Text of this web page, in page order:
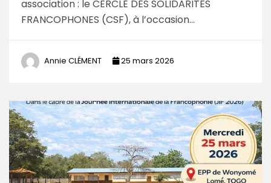
association : le CERCLE DES SOLIDARITÉS
FRANCOPHONES (CSF), à l’occasion…
Annie CLÉMENT 25 mars 2026